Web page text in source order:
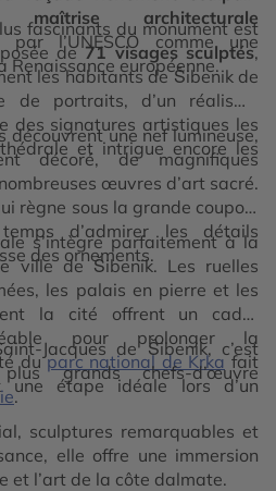
maîtrise architecturale
l’UNESCO comme une
Renaissance européenne.
fascinants du monument est
de71 visages sculptés,
les habitants de Šibenik de
de portraits, d’un réalisme
des signatures artistiques les
et intrigue encore les
découvrent une nef lumineuse,
décoré, de magnifiques
œuvres d’art sacré.
règne sous la grande coupole
d’admirer les détails
des ornements.
s’intègre parfaitement à la
ville de Šibenik. Les ruelles
les palais en pierre et les
la cité offrent un cadre
pour prolonger la
duparc national de Krkafait
une étape idéale lors d’un
Jacques de Šibenik, c’est
grands chefs-d’œuvre
.
sculptures remarquables et
elle offre une immersion
et l’art de la côte dalmate.